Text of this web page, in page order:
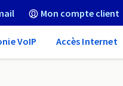
Mon compte client
VoIP Accès Internet